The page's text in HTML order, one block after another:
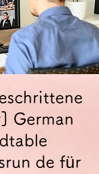
German
de für